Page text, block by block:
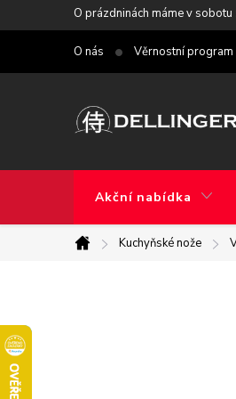
na
O prázdninách máme v
O nás Věrnostní program
Akční nabídka
Domů
Kuchyňské nože